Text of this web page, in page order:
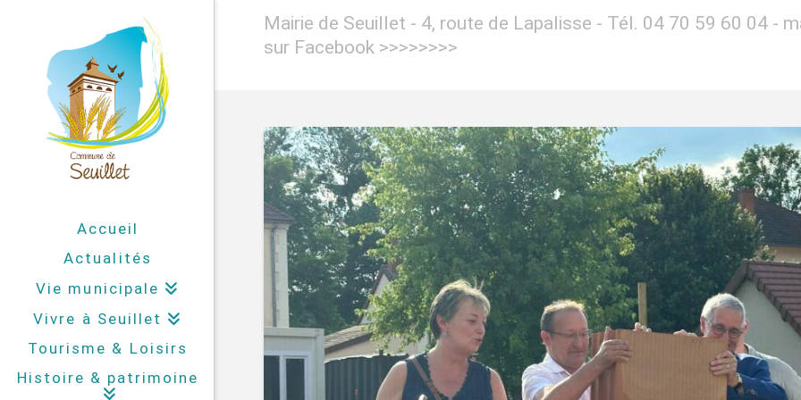
Mairie de Seuillet - 4, route de Lapalisse - Tél. 04 70 59 60 04 -
sur Facebook >>>>>>>>
Accueil
Actualités
Vie municipale
Vivre à Seuillet
Tourisme & Loisirs
Histoire & patrimoine